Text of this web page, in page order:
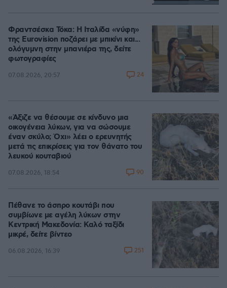
Loaded:
Φραντσέσκα Τόκα: Η Ιταλίδα «νύφη»
της Eurovision ποζάρει με μπικίνι και...
ολόγυμνη στην μπανιέρα της, δείτε
φωτογραφίες
07.08.2026, 20:57 24
«Άξιζε να θέσουμε σε κίνδυνο μια
οικογένεια λύκων, για να σώσουμε
έναν σκύλο; Όχι» λέει ο ερευνητής
μετά τις επικρίσεις για τον θάνατο του
λευκού κουταβιού
07.08.2026, 18:54 90
Πέθανε το άσπρο κουτάβι που
συμβίωνε με αγέλη λύκων στην
Κεντρική Μακεδονία: Καλό ταξίδι
μικρέ, δείτε βίντεο
06.08.2026, 16:39 251